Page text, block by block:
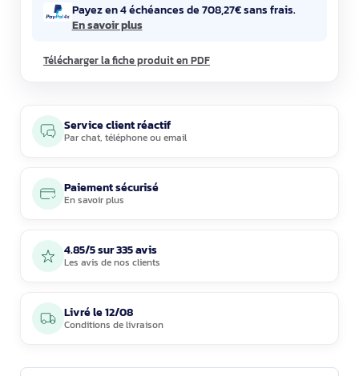
Payez en 4 échéances de 708,27€ sans frais.
En savoir plus
Télécharger la fiche produit en PDF
Service client réactif
Parchat, téléphoneouemail
Paiement sécurisé
En savoir plus
4.85/5 sur 335 avis
Les avis de nos clients
Livré le12/08
Conditions de livraison